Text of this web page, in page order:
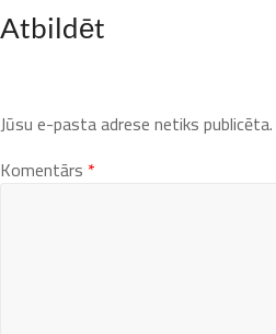
Atbildēt
Jūsu e-pasta adrese netiks publicēta.
Komentārs *